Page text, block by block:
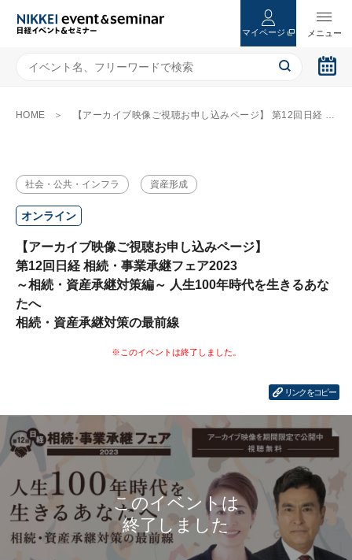
マイページ
HOME 【アーカイブ映像ご視聴お申し込みページ】 第12回日経 相続・事業承継フェア2023 ～相続・資産承継対策編～ 人生100年時代を生きるあなたへ 相続・資産承継対策の最前線
社会・公共・インフラ 資産形成
オンライン
【アーカイブ映像ご視聴お申し込みページ】
第12回日経 相続・事業承継フェア2023
～相続・資産承継対策編～ 人生100年時代を生きるあな
たへ
相続・資産承継対策の最前線
リンクをコピー